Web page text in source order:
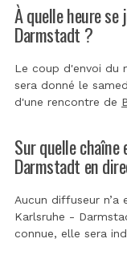
À quelle heure
Darmstadt ?
Le coup d'envoi du
sera donné le
d'une rencontre de
Sur quelle
Darmstadt en
Aucun diffuseur
Karlsruhe -
connue, elle sera